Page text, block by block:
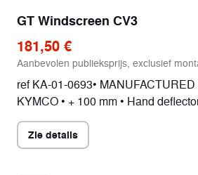
GT Windscreen CV3
181,50 €
Aanbevolen publieksprijs, exclusief
ref KA-01-0693•
KYMCO • + 100 mm • Hand
Zie details